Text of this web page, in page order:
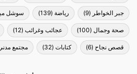
جبر الخواطر (9) رياضة (139) سوشل
صحة وجمال (100) عجائب وغرائب (12)
قصص نجاح (6) كتابات (32) مجتمع